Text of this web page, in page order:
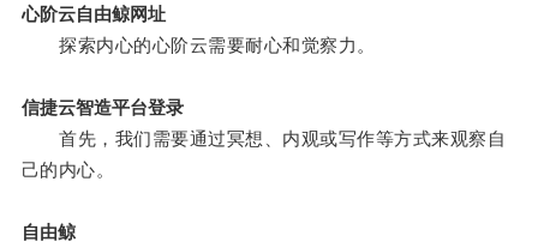
心阶云自由鲸网址
探索内心的心阶云需要耐心和觉察力。
信捷云智造平台登录
首先，我们需要通过冥想、内观或写作等方式来观察自
己的内心。
自由鲸